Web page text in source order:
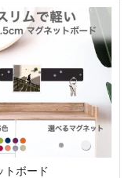
トボード